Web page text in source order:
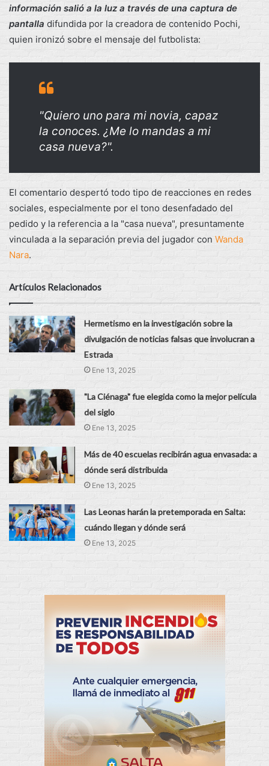
información salió a la luz a través de una captura de
pantalla difundida por la creadora de contenido Pochi,
quien ironizó sobre el mensaje del futbolista:
"Quiero uno para mi novia, capaz
la conoces. ¿Me lo mandas a mi
casa nueva?".
El comentario despertó todo tipo de reacciones en redes
sociales, especialmente por el tono desenfadado del
pedido y la referencia a la "casa nueva", presuntamente
vinculada a la separación previa del jugador con Wanda
Nara.
Artículos Relacionados
Hermetismo en la investigación sobre la
divulgación de noticias falsas que involucran a
Estrada
Ene 13, 2025
"La Ciénaga" fue elegida como la mejor película
del siglo
Ene 13, 2025
Más de 40 escuelas recibirán agua envasada: a
dónde será distribuida
Ene 13, 2025
Las Leonas harán la pretemporada en Salta:
cuándo llegan y dónde será
Ene 13, 2025